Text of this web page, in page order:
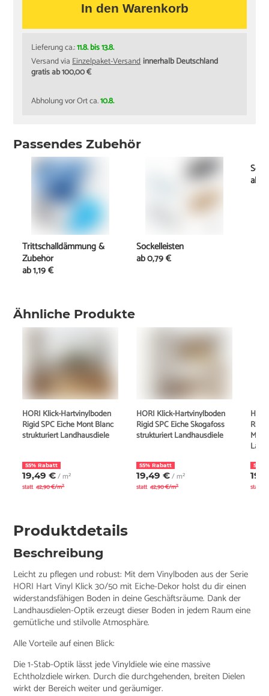
In den Warenkorb
Lieferung ca.:11.8. bis 13.8.
Versand viaEinzelpaket-Versandinnerhalb Deutschland
gratis ab 100,00 €
Abholung vor Ort ca.10.8.
Ähnliche Produkte
HORI Klick-Hartvinylboden
Rigid SPC Eiche Mont Blanc
strukturiert Landhausdiele
55% Rabatt
19,49 €/ m²
statt 42,90 €/m²
HORI Klick-Hartvinylboden
Rigid SPC Eiche Skogafoss
strukturiert Landhausdiele
55% Rabatt
19,49 €/ m²
statt 42,90 €/m²
55%
statt
Produktdetails
Beschreibung
Leicht zu pflegen und robust: Mit dem Vinylboden aus der Serie
HORI Hart Vinyl Klick 30/50 mit Eiche-Dekor holst du dir einen
widerstandsfähigen Boden in deine Geschäftsräume. Dank der
Landhausdielen-Optik erzeugt dieser Boden in jedem Raum eine
gemütliche und stilvolle Atmosphäre.
Alle Vorteile auf einen Blick:
Die 1-Stab-Optik lässt jede Vinyldiele wie eine massive
Echtholzdiele wirken. Durch die durchgehenden, breiten Dielen
wirkt der Bereich weiter und geräumiger.
Passendes Zubehör
Trittschalldämmung &
Zubehör
ab1,19 €
Sockelleisten
ab0,79 €
ab